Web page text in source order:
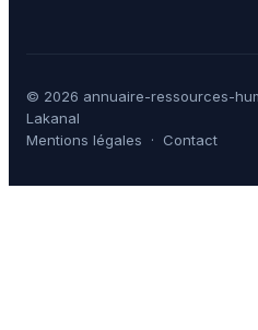
© 2026 annuaire-ressources-
Lakanal
Mentions légales · Contact